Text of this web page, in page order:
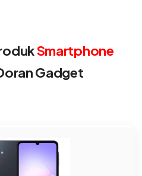
Smartphone
Gadget